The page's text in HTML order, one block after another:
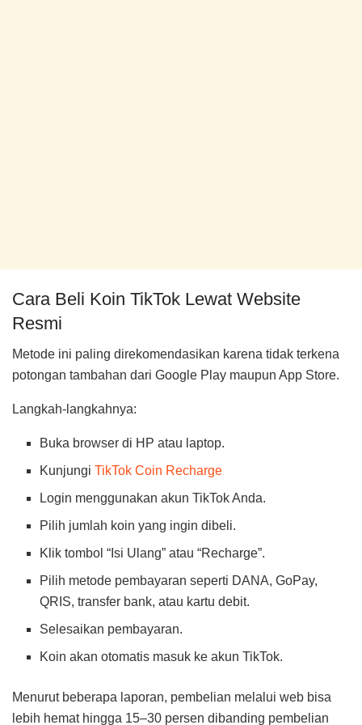
Cara Beli Koin TikTok Lewat Website
Resmi
Metode ini paling direkomendasikan karena tidak terkena
potongan tambahan dari Google Play maupun App Store.
Langkah-langkahnya:
Buka browser di HP atau laptop.
KunjungiTikTok Coin Recharge
Login menggunakan akun TikTok Anda.
Pilih jumlah koin yang ingin dibeli.
Klik tombol “Isi Ulang” atau “Recharge”.
Pilih metode pembayaran seperti DANA, GoPay,
QRIS, transfer bank, atau kartu debit.
Selesaikan pembayaran.
Koin akan otomatis masuk ke akun TikTok.
Menurut beberapa laporan, pembelian melalui web bisa
lebih hemat hingga 15–30 persen dibanding pembelian